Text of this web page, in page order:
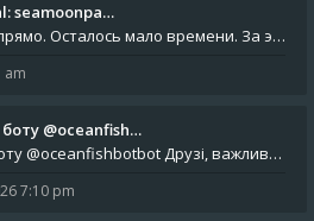
seamoonpa…
💡 Друзья, скажу прямо. Осталось мало времени. За это время нам нужно закрыть последние обязательные расходы: около 500
am
@oceanfish…
Звіти пишіть роботу @oceanfishbotbot Друзі, важливе повідомлення для учасників форума. Основне звернення опублікован
7:10 pm